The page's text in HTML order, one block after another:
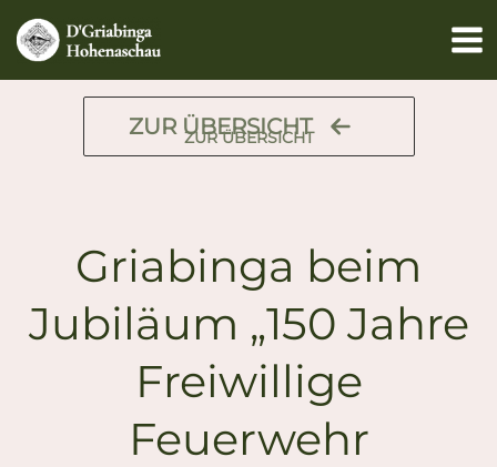
Inhalt
springen
ZUR ÜBERSICHT
ZUR ÜBERSICHT
Griabinga beim
Jubiläum „150 Jahre
Freiwillige
Feuerwehr